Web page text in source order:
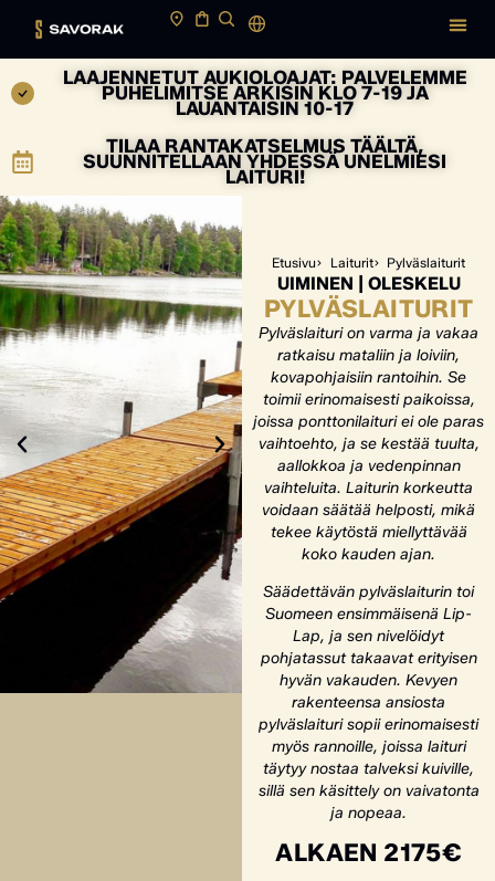
LAAJENNETUT AUKIOLOAJAT: PALVELEMME
PUHELIMITSE ARKISIN KLO 7-19 JA
LAUANTAISIN 10-17
TILAA RANTAKATSELMUS TÄÄLTÄ,
SUUNNITELLAAN YHDESSÄ UNELMIESI
LAITURI!
Etusivu Laiturit Pylväslaiturit
UIMINEN | OLESKELU
PYLVÄSLAITURIT
Pylväslaituri on varma ja vakaa
ratkaisu mataliin ja loiviin,
kovapohjaisiin rantoihin. Se
toimii erinomaisesti paikoissa,
joissa ponttonilaituri ei ole paras
vaihtoehto, ja se kestää tuulta,
aallokkoa ja vedenpinnan
vaihteluita. Laiturin korkeutta
voidaan säätää helposti, mikä
tekee käytöstä miellyttävää
koko kauden ajan.
Säädettävän pylväslaiturin toi
Suomeen ensimmäisenä Lip-
Lap, ja sen nivelöidyt
pohjatassut takaavat erityisen
hyvän vakauden. Kevyen
rakenteensa ansiosta
pylväslaituri sopii erinomaisesti
myös rannoille, joissa laituri
täytyy nostaa talveksi kuiville,
sillä sen käsittely on vaivatonta
ja nopeaa.
ALKAEN 2175€